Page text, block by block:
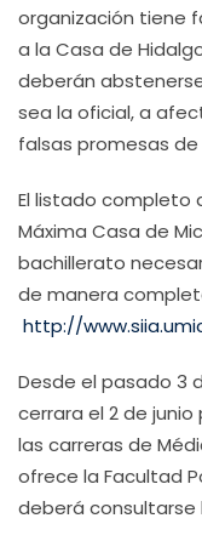
organización tiene
a la Casa de
deberán
sea la oficial, a
falsas promesas
El listado completo
Máxima Casa de
bachillerato
de manera
http://
Desde el pasado 3
cerrara el 2 de
las carreras de
ofrece la Facultad
deberá